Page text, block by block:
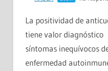
La positividad de
tiene valor diagnóstico
síntomas inequívocos
enfermedad